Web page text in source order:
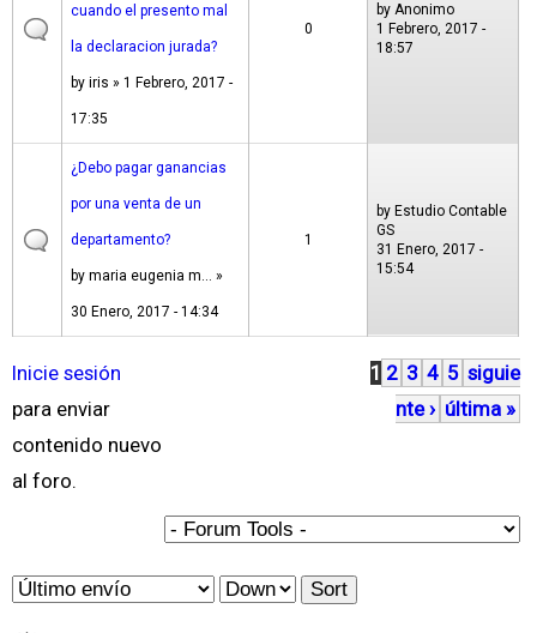
cuando el presento mal
la declaracion jurada?
by iris » 1 Febrero, 2017 -
17:35
0
by Anonimo
1 Febrero, 2017 -
18:57
¿Debo pagar ganancias
por una venta de un
departamento?
by maria eugenia m... »
30 Enero, 2017 - 14:34
1
by Estudio Contable
GS
31 Enero, 2017 -
15:54
Inicie sesión
para enviar
contenido nuevo
al foro.
P
á
g
a
s
1 2 3 4 5 siguie
nte › última »
O
S